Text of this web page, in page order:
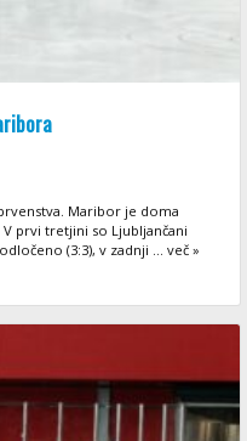
Maribor je doma
prvi tretjini so Ljubljančani
(3:3), v zadnji ... več »